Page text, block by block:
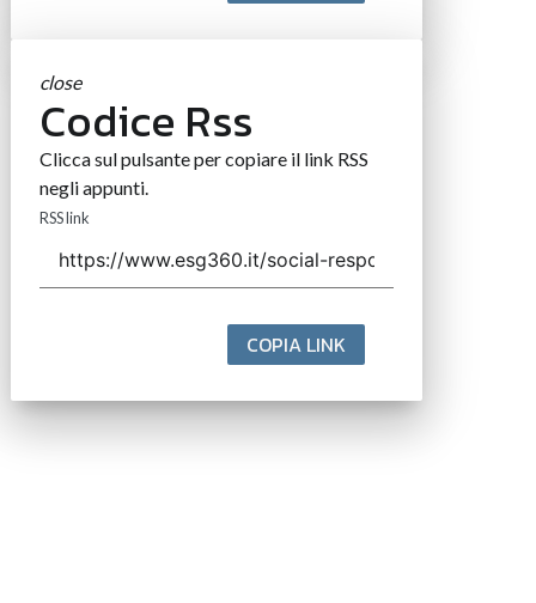
close
Codice Rss
Clicca sul pulsante per copiare il link RSS
negli appunti.
RSS link
COPIA LINK